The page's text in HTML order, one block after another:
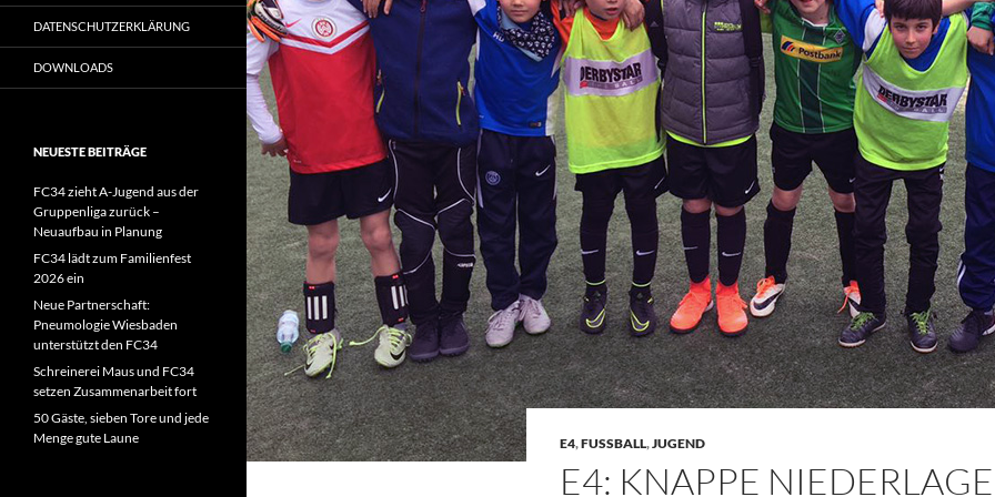
E4,FUSSBALL,JUGEND
E4: KNAPPE
DATENSCHUTZERKLÄRUNG
DOWNLOADS
NEUESTE BEITRÄGE
FC34 zieht A-Jugend aus der
Gruppenliga zurück –
Neuaufbau in Planung
FC34 lädt zum Familienfest
2026 ein
Neue Partnerschaft:
Pneumologie Wiesbaden
unterstützt den FC34
Schreinerei Maus und FC34
setzen Zusammenarbeit fort
50 Gäste, sieben Tore und jede
Menge gute Laune